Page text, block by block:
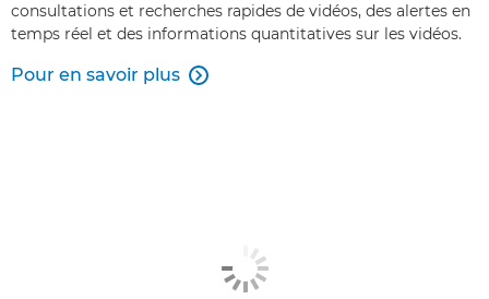
consultations et recherches rapides de vidéos, des alertes en
temps réel et des informations quantitatives sur les vidéos.
Pour en savoir plus 